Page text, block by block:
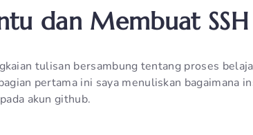
dan Membuat
tulisan bersambung tentang proses
pertama ini saya menuliskan bagaimana
akun github.